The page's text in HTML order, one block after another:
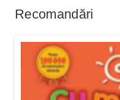
Recomandări